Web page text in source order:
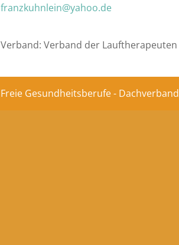
franzkuhnlein@yahoo.de
Verband: Verband der Lauftherapeuten
Freie Gesundheitsberufe -